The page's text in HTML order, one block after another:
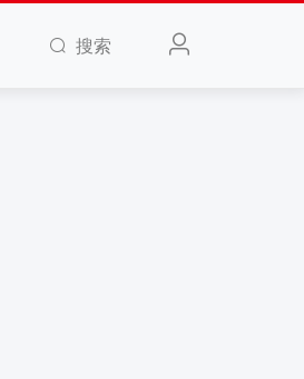
搜索